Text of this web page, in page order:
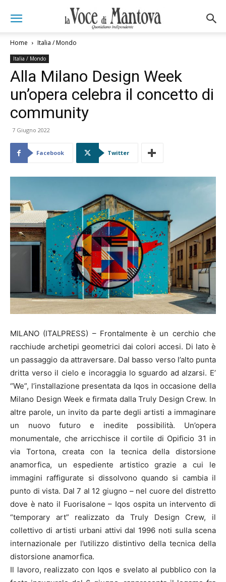
Home Italia / Mondo
Italia / Mondo
Alla Milano Design Week
un’opera celebra il concetto di
community
7 Giugno 2022
Facebook Twitter
MILANO (ITALPRESS) – Frontalmente è un cerchio che
racchiude archetipi geometrici dai colori accesi. Di lato è
un passaggio da attraversare. Dal basso verso l’alto punta
dritta verso il cielo e incoraggia lo sguardo ad alzarsi. E’
“We”, l’installazione presentata da Iqos in occasione della
Milano Design Week e firmata dalla Truly Design Crew. In
altre parole, un invito da parte degli artisti a immaginare
un nuovo futuro e inedite possibilità. Un’opera
monumentale, che arricchisce il cortile di Opificio 31 in
via Tortona, creata con la tecnica della distorsione
anamorfica, un espediente artistico grazie a cui le
immagini raffigurate si dissolvono quando si cambia il
punto di vista. Dal 7 al 12 giugno – nel cuore del distretto
dove è nato il Fuorisalone – Iqos ospita un intervento di
“temporary art” realizzato da Truly Design Crew, il
collettivo di artisti urbani attivi dal 1996 noti sulla scena
internazionale per l’utilizzo distintivo della tecnica della
distorsione anamorfica.
Il lavoro, realizzato con Iqos e svelato al pubblico con la